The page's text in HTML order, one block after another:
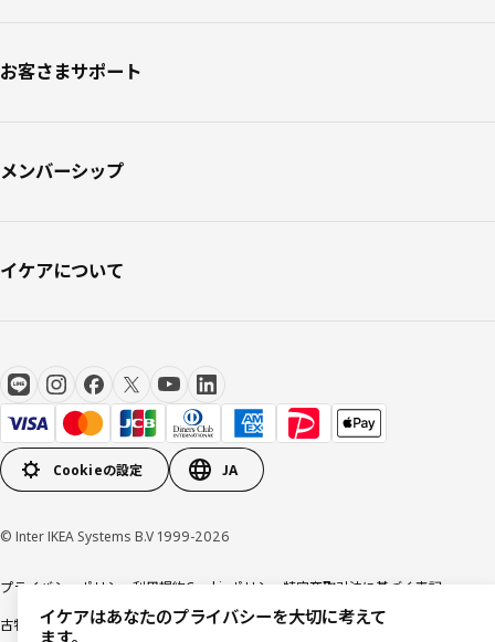
お客さまサポート
メンバーシップ
イケアについて
Cookieの設定 JA
© Inter IKEA Systems B.V 1999-2026
プライバシーポリシー 利用規約Cookieポリシー 特定商取引法に基づく表記
古物営業法に基づく表記
イケアはあなたのプライバシーを大切に考えて